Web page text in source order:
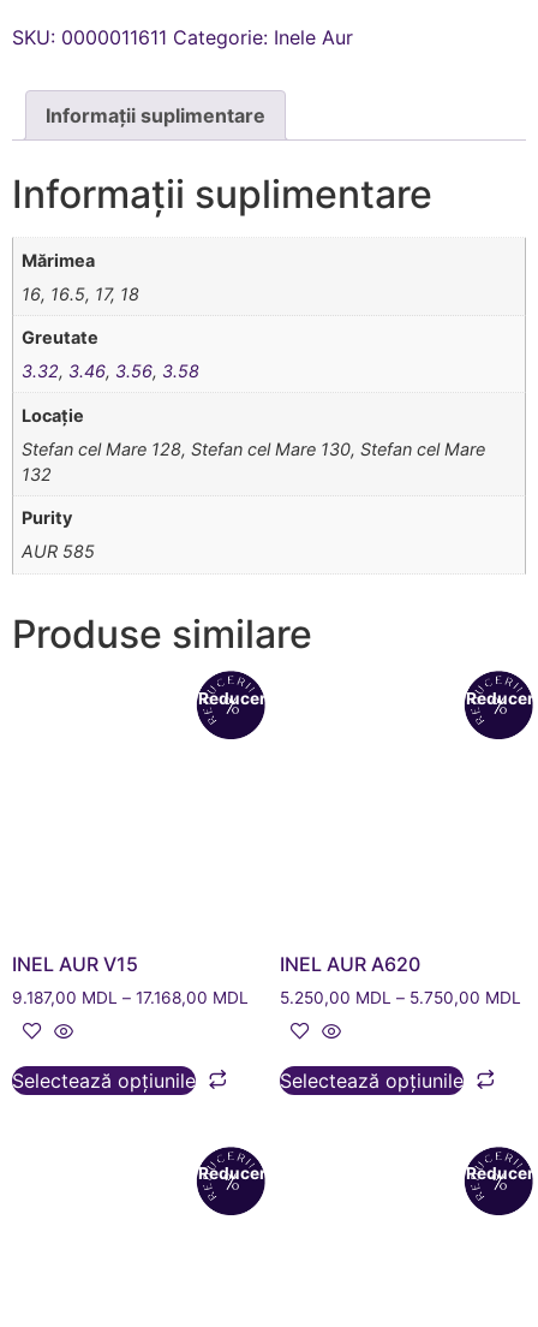
SKU: 0000011611 Categorie: Inele Aur
Informații suplimentare
Informații suplimentare
Mărimea
16, 16.5, 17, 18
Greutate
3.32, 3.46, 3.56, 3.58
Locație
Stefan cel Mare 128, Stefan cel Mare 130, Stefan cel Mare
132
Purity
AUR 585
Produse similare
Reduceri!
INEL AUR V15
9.187,00 MDL – 17.168,00 MDL
Selectează opțiunile
INEL AUR A620
5.250,00 MDL – 5.750,00 MDL
Selectează opțiunile
Reduceri!